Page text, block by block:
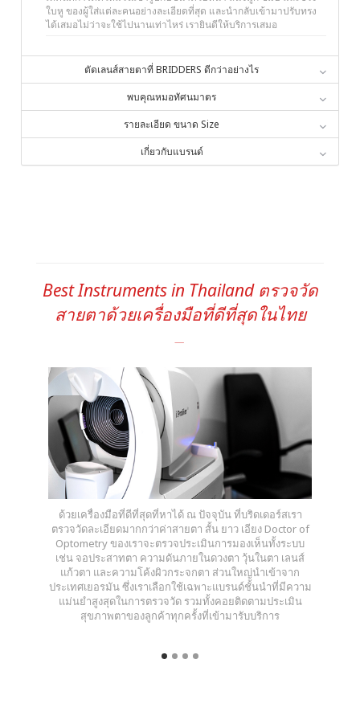
ใบหู ของผู้ใส่แต่ละคนอย่างละเอียดที่สุด และนำกลับเข้ามาปรับทรง
ได้เสมอไม่ว่าจะใช้ไปนานเท่าไหร่ เรายินดีให้บริการเสมอ
ตัดเลนส์สายตาที่ BRIDDERS ดีกว่าอย่างไร
พบคุณหมอทัศนมาตร
รายละเอียด ขนาด Size
เกี่ยวกับแบรนด์
Best Instruments in Thailand ตรวจวัด
สายตาด้วยเครื่องมือที่ดีที่สุดในไทย
ด้วยเครื่องมือที่ดีที่สุดที่หาได้ ณ ปัจจุบัน ที่บริดเดอร์สเรา
ตรวจวัดละเอียดมากกว่าค่าสายตา สั้น ยาว เอียง Doctor of
Optometry ของเราจะตรวจประเมินการมองเห็นทั้งระบบ
เช่น จอประสาทตา ความดันภายในดวงตา วุ้นในตา เลนส์
แก้วตา และความโค้งผิวกระจกตา ส่วนใหญ่นำเข้าจาก
ประเทศเยอรมัน ซึ่งเราเลือกใช้เฉพาะแบรนด์ชั้นนำที่มีความ
แม่นยำสูงสุดในการตรวจวัด รวมทั้งคอยติดตามประเมิน
สุขภาพตาของลูกค้าทุกครั้งที่เข้ามารับบริการ